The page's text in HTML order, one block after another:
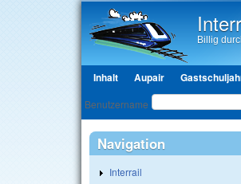
Billig
Hauptmenü
Inhalt Aupair
Benutzeranmeldung
Benutzername
Navigation
Interrail